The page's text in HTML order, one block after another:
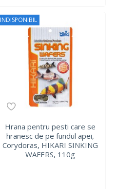
INDISPONIBIL
Hrana pentru pesti care se
hranesc de pe fundul apei,
Corydoras, HIKARI SINKING
WAFERS, 110g